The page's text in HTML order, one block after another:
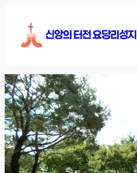
로
가
기
신앙의 터전 요당리성지